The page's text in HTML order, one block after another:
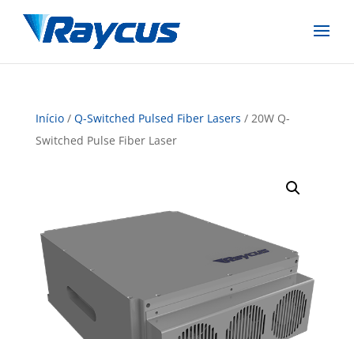
Início/ Q-Switched Pulsed Fiber Lasers / 20W Q-
Switched Pulse Fiber Laser